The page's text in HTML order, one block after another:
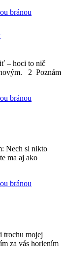
– hoci to nič
2 Poznám
Nech si nikto
ma aj ako
mojej
za vás horlením